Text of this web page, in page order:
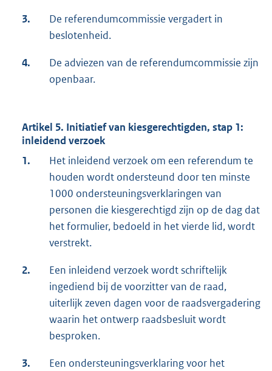
3.
De referendumcommissie vergadert in
beslotenheid.
4.
De adviezen van de referendumcommissie zijn
openbaar.
Artikel 5. Initiatief van kiesgerechtigden, stap 1:
inleidend verzoek
1.
Het inleidend verzoek om een referendum te
houden wordt ondersteund door ten minste
1000 ondersteuningsverklaringen van
personen die kiesgerechtigd zijn op de dag dat
het formulier, bedoeld in het vierde lid, wordt
verstrekt.
2.
Een inleidend verzoek wordt schriftelijk
ingediend bij de voorzitter van de raad,
uiterlijk zeven dagen voor de raadsvergadering
waarin het ontwerp raadsbesluit wordt
besproken.
3.
Een ondersteuningsverklaring voor het